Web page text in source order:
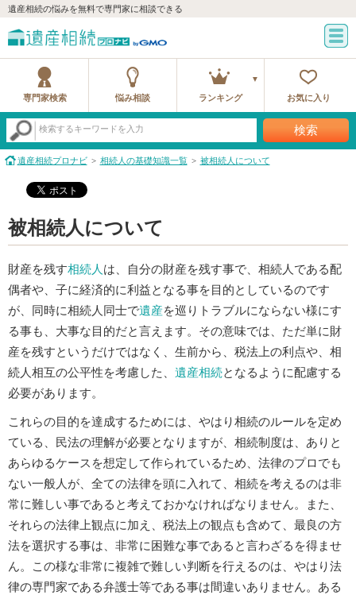
遺産相続の悩みを無料で専門家に相談できる
専門家検索 悩み相談 ランキング お気に入り
検索するキーワードを入力 検索
遺産相続プロナビ 相続人の基礎知識一覧 被相続人について
被相続人について
財産を残す相続人は、自分の財産を残す事で、相続人である配
偶者や、子に経済的に利益となる事を目的としているのです
が、同時に相続人同士で遺産を巡りトラブルにならない様にす
る事も、大事な目的だと言えます。その意味では、ただ単に財
産を残すというだけではなく、生前から、税法上の利点や、相
続人相互の公平性を考慮した、 遺産相続となるように配慮する
必要があります。
これらの目的を達成するためには、やはり相続のルールを定め
ている、民法の理解が必要となりますが、相続制度は、ありと
あらゆるケースを想定して作られているため、法律のプロでも
ない一般人が、全ての法律を頭に入れて、相続を考えるのは非
常に難しい事であると考えておかなければなりません。また、
それらの法律上観点に加え、税法上の観点も含めて、最良の方
法を選択する事は、非常に困難な事であると言わざるを得ませ
ん。この様な非常に複雑で難しい判断を行えるのは、やはり法
律の専門家である弁護士等である事は間違いありません。ある